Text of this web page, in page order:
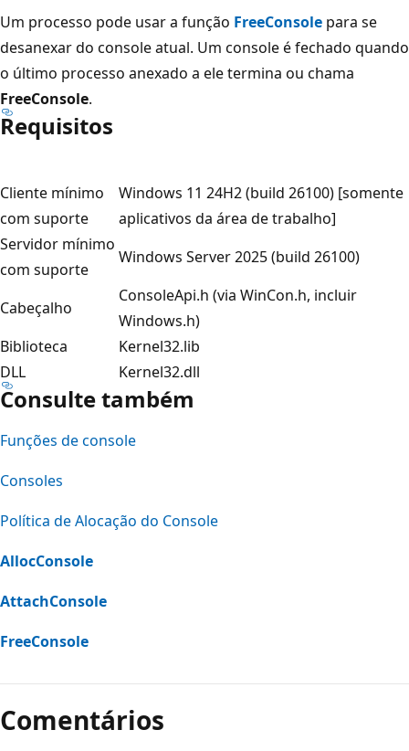
Um processo pode usar a função FreeConsole para se
desanexar do console atual. Um console é fechado quando
o último processo anexado a ele termina ou chama
FreeConsole.
Requisitos
Cliente mínimo
com suporte
Windows 11 24H2 (build 26100) [somente
aplicativos da área de trabalho]
Servidor mínimo
com suporte
Windows Server 2025 (build 26100)
Cabeçalho
ConsoleApi.h (via WinCon.h, incluir
Windows.h)
Biblioteca
Kernel32.lib
DLL
Kernel32.dll
Consulte também
Funções de console
Consoles
Política de Alocação do Console
AllocConsole
AttachConsole
FreeConsole
de
leitura
Comentários